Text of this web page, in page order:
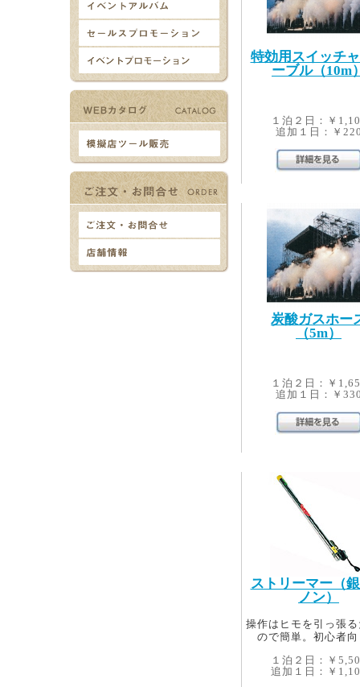
特効用スイッチ
ーブル（10m
１泊２日：￥
追加１日：￥
炭酸ガスホー
（5m）
１泊２日：￥
追加１日：￥
ストリーマー（
ノン）
操作はヒモを引っ張
ので簡単。初心者
１泊２日：￥
追加１日：￥